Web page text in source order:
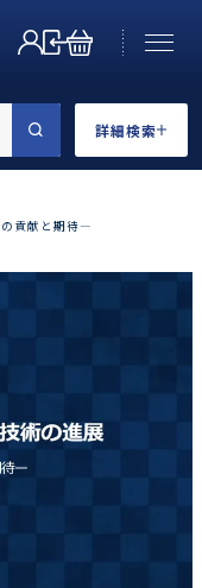
詳細検索
貢献と期待―